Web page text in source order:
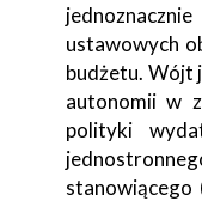
ustawowych
budżetu. Wójt
autonomii w
polityki
stanowiącego